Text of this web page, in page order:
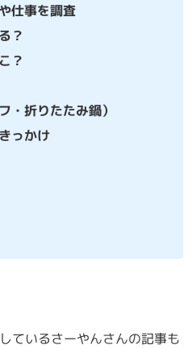
仕事を調査
？
？
・折りたたみ鍋）
っかけ
ているさーやんさんの記事も